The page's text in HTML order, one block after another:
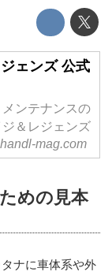
ェンズ 公式
ンテナンスの
＆レジェンズ
handl-mag.com
めの見本
ナに車体系や外